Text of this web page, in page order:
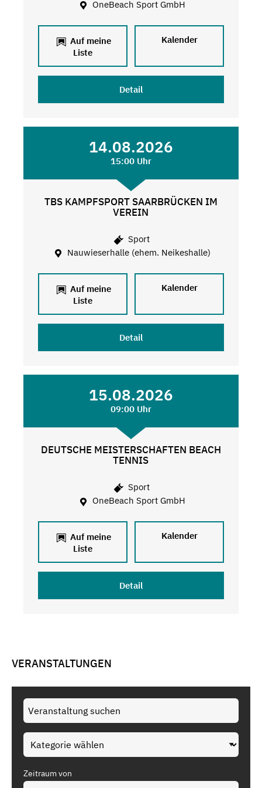
OneBeach Sport GmbH
Auf meine
Liste
Kalender
Detail
14.08.2026
15:00 Uhr
TBS KAMPFSPORT SAARBRÜCKEN IM
VEREIN
Sport
Nauwieserhalle (ehem. Neikeshalle)
Auf meine
Liste
Kalender
Detail
15.08.2026
09:00 Uhr
DEUTSCHE MEISTERSCHAFTEN BEACH
TENNIS
Sport
OneBeach Sport GmbH
Auf meine
Liste
Kalender
Detail
VERANSTALTUNGEN
Zeitraum von